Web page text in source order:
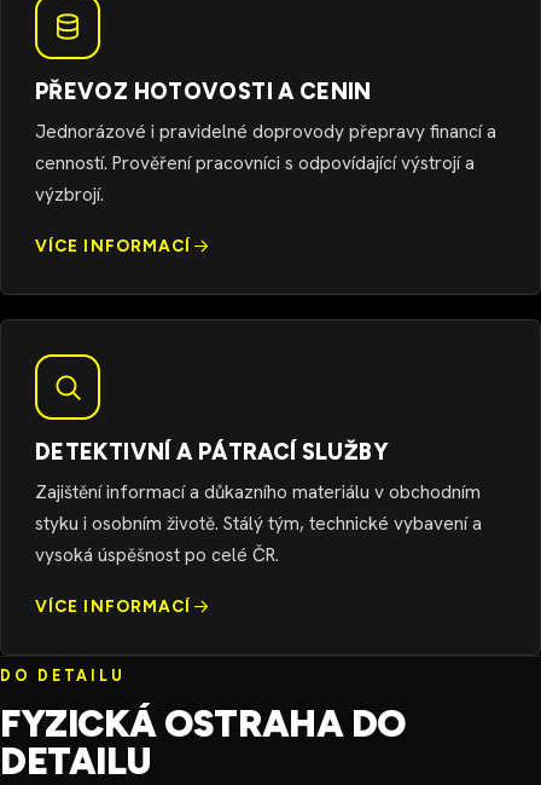
PŘEVOZ HOTOVOSTI A CENIN
Jednorázové i pravidelné doprovody přepravy financí a
cenností. Prověření pracovníci s odpovídající výstrojí a
výzbrojí.
VÍCE INFORMACÍ
DETEKTIVNÍ A PÁTRACÍ SLUŽBY
Zajištění informací a důkazního materiálu v obchodním
styku i osobním životě. Stálý tým, technické vybavení a
vysoká úspěšnost po celé ČR.
VÍCE INFORMACÍ
DO DETAILU
FYZICKÁ OSTRAHA DO
DETAILU